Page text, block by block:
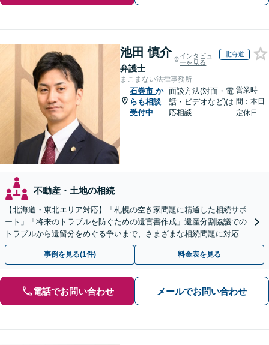
池田 慎介
弁護士
インタビュ
ーを見る
北海道
まこまない法律事務所
石巻市 か
らも相談
受付中
面談方法(対面・電
話・ビデオなど)は
応相談
営業時
間：本日
定休日
不動産・土地の相続
【北海道・東北エリア対応】「札幌の空き家問題に精通した相続サポ
ート」「将来のトラブルを防ぐための遺言書作成」遺産分割協議での
トラブルから遺留分をめぐる争いまで、さまざまな相続問題に対応し
ています「アクセス良好・WEB面談対応で安心の相談」
事例を見る(1件) 料金表を見る
電話でお問い合わせ メールでお問い合わせ